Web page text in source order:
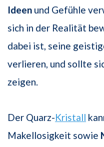
Ideen und Gefühle
sich in der Realität
dabei ist, seine
verlieren, und sollte
zeigen.
Der Quarz-Kristall
Makellosigkeit sowie